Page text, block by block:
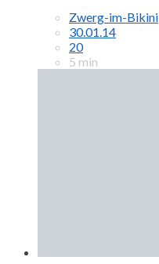
Zwerg-im-Bikini
30.01.14
20
5 min